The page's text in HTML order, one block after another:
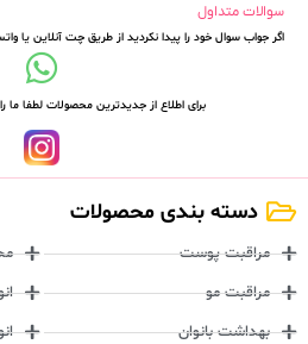
سوالات متداول
اگر جواب سوال خود را پیدا نکردید از طریق چت آنلاین یا
برای اطلاع از جدیدترین محصولات لطفا ما
دسته بندی محصولات
مراقبت پوست
مراقبت مو
بهداشت بانوان